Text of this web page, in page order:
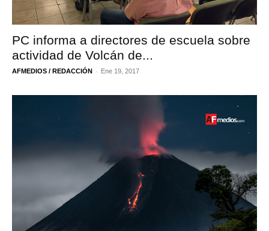
PC informa a directores de escuela sobre
actividad de Volcán de...
AFMEDIOS / REDACCIÓN - Ene 19, 2017